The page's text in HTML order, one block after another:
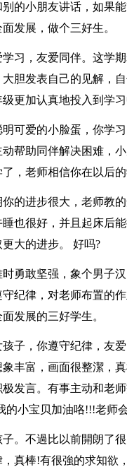
的小朋友讲话，如果
发展，做个三好生。
习，友爱同伴。这学
胆发表自己的见解，
更加认真地投入到学习
可爱的小脸蛋，你学
帮助同伴解决困难，
，老师相信你在以后
的进步很大，老师教
也很好，并且起床后
大的进步。 好吗?
勇敢坚强，象个男子
纪律，对老师布置的
发展的三好学生。
子，你遵守纪律，友
丰富，画面很整潔，
发言。有事主动和老
的小宝贝加油咯!!!老师
。不過比以前開朗了
真棒!有很強的求知欲